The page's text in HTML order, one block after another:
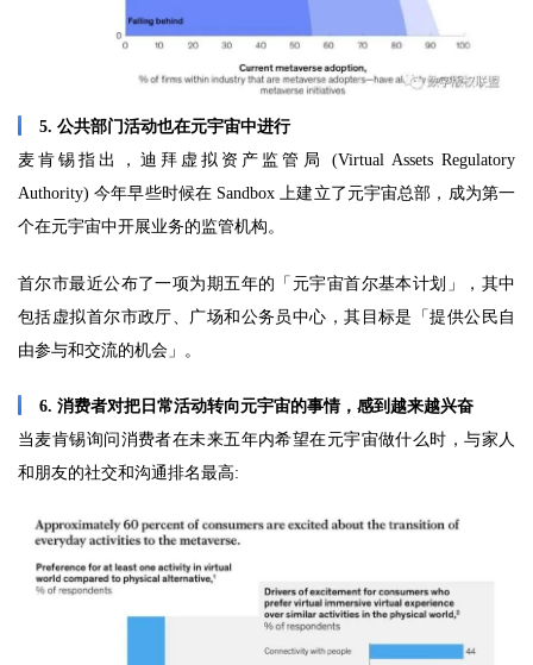
5. 公共部门活动也在元宇宙中进行
麦肯锡指出，迪拜虚拟资产监管局 (Virtual Assets Regulatory
Authority) 今年早些时候在 Sandbox 上建立了元宇宙总部，成为第一
个在元宇宙中开展业务的监管机构。
首尔市最近公布了一项为期五年的「元宇宙首尔基本计划」，其中
包括虚拟首尔市政厅、广场和公务员中心，其目标是「提供公民自
由参与和交流的机会」。
6. 消费者对把日常活动转向元宇宙的事情，感到越来越兴奋
当麦肯锡询问消费者在未来五年内希望在元宇宙做什么时，与家人
和朋友的社交和沟通排名最高: